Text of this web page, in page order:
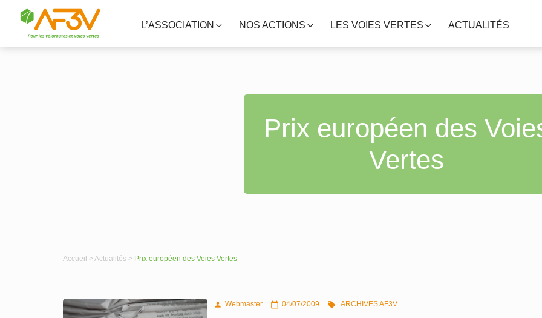
L’ASSOCIATION NOS ACTIONS LES VOIES VERTES ACTUALITÉS
Prix européen des
Vertes
Accueil > Actualités > Prix européen des Voies Vertes
 Webmaster  04/07/2009  ARCHIVES AF3V